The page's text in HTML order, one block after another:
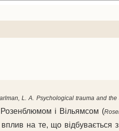
L. A. Psychological trauma and the
і Вільямсом (
на те, що відбувається